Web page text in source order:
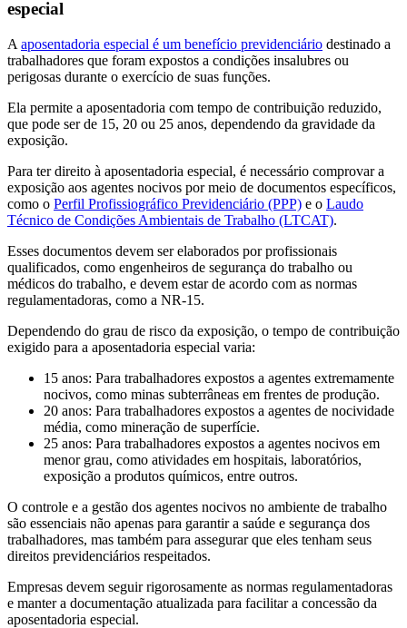
especial
A aposentadoria especial é um benefício previdenciário destinado a
trabalhadores que foram expostos a condições insalubres ou
perigosas durante o exercício de suas funções.
Ela permite a aposentadoria com tempo de contribuição reduzido,
que pode ser de 15, 20 ou 25 anos, dependendo da gravidade da
exposição.
Para ter direito à aposentadoria especial, é necessário comprovar a
exposição aos agentes nocivos por meio de documentos específicos,
como o Perfil Profissiográfico Previdenciário (PPP) e o Laudo
Técnico de Condições Ambientais de Trabalho (LTCAT).
Esses documentos devem ser elaborados por profissionais
qualificados, como engenheiros de segurança do trabalho ou
médicos do trabalho, e devem estar de acordo com as normas
regulamentadoras, como a NR-15.
Dependendo do grau de risco da exposição, o tempo de contribuição
exigido para a aposentadoria especial varia:
15 anos: Para trabalhadores expostos a agentes extremamente
nocivos, como minas subterrâneas em frentes de produção.
20 anos: Para trabalhadores expostos a agentes de nocividade
média, como mineração de superfície.
25 anos: Para trabalhadores expostos a agentes nocivos em
menor grau, como atividades em hospitais, laboratórios,
exposição a produtos químicos, entre outros.
O controle e a gestão dos agentes nocivos no ambiente de trabalho
são essenciais não apenas para garantir a saúde e segurança dos
trabalhadores, mas também para assegurar que eles tenham seus
direitos previdenciários respeitados.
Empresas devem seguir rigorosamente as normas regulamentadoras
e manter a documentação atualizada para facilitar a concessão da
aposentadoria especial.